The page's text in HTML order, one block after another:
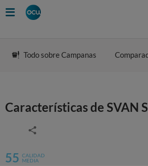
Todo sobre Campanas
Características de SVAN
55 CALIDAD
MEDIA